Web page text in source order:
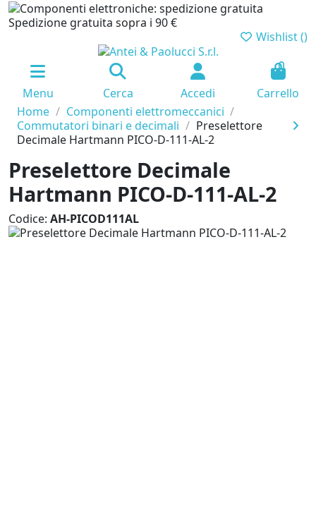
Spedizione gratuita sopra i 90 €
Wishlist ()
Menu Cerca Accedi
0
Carrello
Home
Componenti elettromeccanici
Commutatori binari e decimali
Preselettore
Decimale Hartmann PICO-D-111-AL-2
Preselettore Decimale
Hartmann PICO-D-111-AL-2
Codice: AH-PICOD111AL